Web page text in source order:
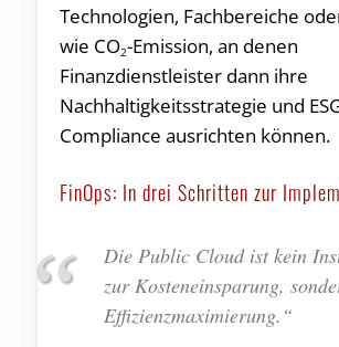
Technologien, Fachbereiche
wie CO2-Emission, an denen
Finanzdienstleister dann ihre
Nachhaltigkeitsstrategie und
Compliance ausrichten können.
FinOps: In drei Schritten zur
Die Public Cloud ist kein
zur Kosteneinsparung,
Effizienzmaximierung.“